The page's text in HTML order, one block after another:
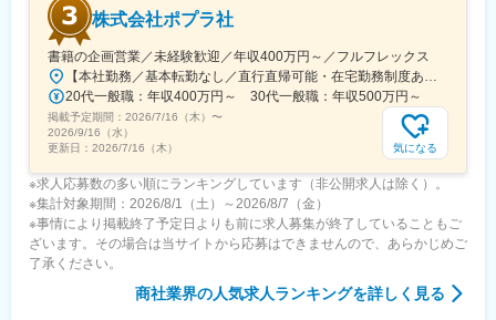
株式会社ポプラ社
書籍の企画営業／未経験歓迎／年収400万円～／フルフレックス
【本社勤務／基本転勤なし／直行直帰可能・在宅勤務制度あり】東京都品川区西五反田3丁目5番8号 JR目黒MARCビル12階（都営浅草線・JR山手線「五反田駅」より徒歩10分）※宿泊を伴う出張が発生する場合があります
20代一般職：年収400万円～ 30代一般職：年収500万円～
掲載予定期間： 2026/7/16（木） 〜
2026/9/16（水）
更新日： 2026/7/16（木） 気になる
※求人応募数の多い順にランキングしています（非公開求人は除く）。
※集計対象期間：2026/8/1（土）～2026/8/7（金）
※事情により掲載終了予定日よりも前に求人募集が終了していることもご
ざいます。その場合は当サイトから応募はできませんので、あらかじめご
了承ください。
商社業界の人気求人ランキングを詳しく見る